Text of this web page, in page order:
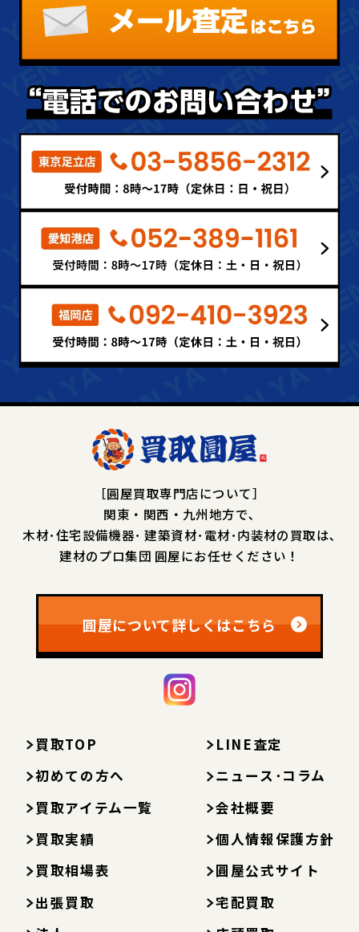
［圓屋買取専門店について］
関東・関西・九州地方で､
木材･住宅設備機器･ 建築資材･電材･内装材の買取は､
建材のプロ集団 圓屋にお任せください！
圓屋について詳しくはこちら
買取TOP
初めての方へ
買取アイテム一覧
買取実績
買取相場表
出張買取
LINE査定
ニュース･コラム
会社概要
個人情報保護方針
圓屋公式サイト
宅配買取